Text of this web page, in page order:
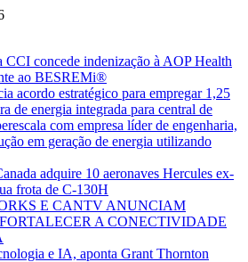
concede indenização à AOP Health
ao BESREMi®
acordo estratégico para empregar 1,25
de energia integrada para central de
com empresa líder de engenharia,
em geração de energia utilizando
adquire 10 aeronaves Hercules ex-
frota de C-130H
E CANTV ANUNCIAM
A CONECTIVIDADE
e IA, aponta Grant Thornton